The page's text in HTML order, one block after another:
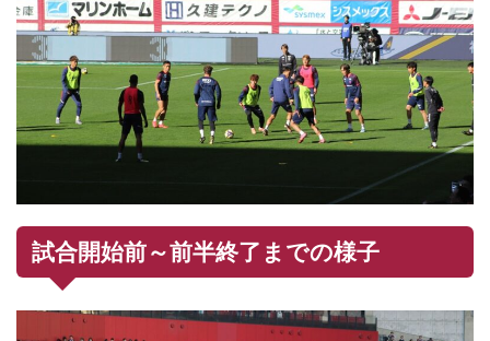
試合開始前～前半終了までの様子